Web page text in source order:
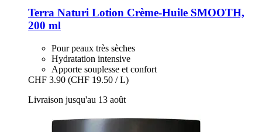
Terra Naturi Lotion Crème-​Huile SMOOTH,
200 ml
Pour peaux très sèches
Hydratation intensive
Apporte souplesse et confort
CHF 3.90 (CHF 19.50 / L)
Livraison jusqu'au 13 août